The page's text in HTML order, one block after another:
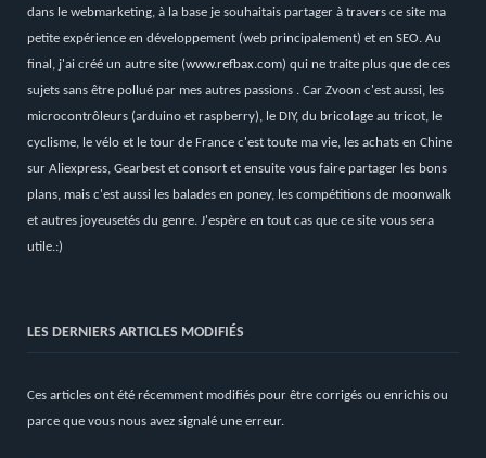
dans le webmarketing, à la base je souhaitais partager à travers ce site ma
petite expérience en développement (web principalement) et en SEO. Au
final, j'ai créé un autre site (www.refbax.com) qui ne traite plus que de ces
sujets sans être pollué par mes autres passions . Car Zvoon c'est aussi, les
microcontrôleurs (arduino et raspberry), le DIY, du bricolage au tricot, le
cyclisme, le vélo et le tour de France c'est toute ma vie, les achats en Chine
sur Aliexpress, Gearbest et consort et ensuite vous faire partager les bons
plans, mais c'est aussi les balades en poney, les compétitions de moonwalk
et autres joyeusetés du genre. J'espère en tout cas que ce site vous sera
utile.:)
LES DERNIERS ARTICLES MODIFIÉS
Ces articles ont été récemment modifiés pour être corrigés ou enrichis ou
parce que vous nous avez signalé une erreur.